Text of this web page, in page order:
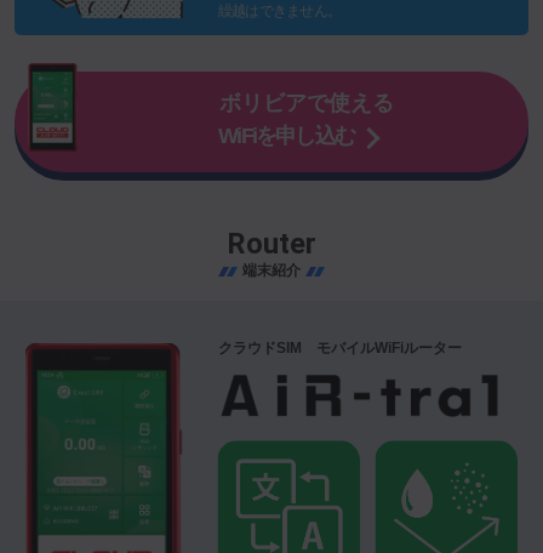
繰越はできません。
ボリビアで使える
WiFiを申し込む
Router
端末紹介
クラウドSIM モバイルWiFiルーター